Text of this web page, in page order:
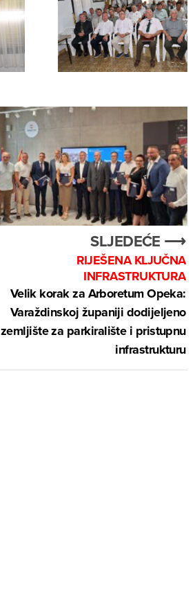
SLJEDEĆE ⟶
RIJEŠENA KLJUČNA
INFRASTRUKTURA
Velik korak za Arboretum Opeka:
Varaždinskoj županiji dodijeljeno
zemljište za parkiralište i pristupnu
infrastrukturu